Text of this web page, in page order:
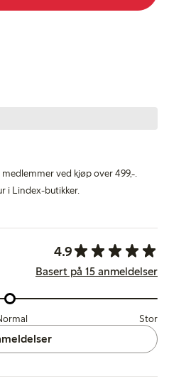
ved kjøp over 499,-.
i Lindex-butikker.
4.9
Basert på 15 anmeldelser
Stor